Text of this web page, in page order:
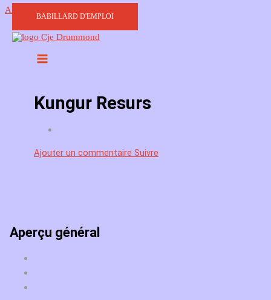
Aller au contenu
BABILLARD D'EMPLOI
Kungur Resurs
Ajouter un commentaire Suivre
Aperçu général